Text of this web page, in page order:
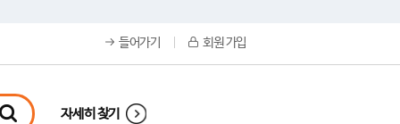
들어가기 회원 가입
자세히 찾기